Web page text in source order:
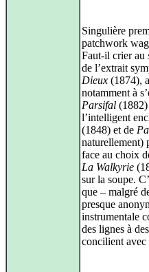
Singulière
patchwork
Faut-il crier au
de l’extrait
Dieux (1874),
notamment à
Parsifal
l’intelligent
(1848) et de
naturellement)
face au choix
La Walkyrie
sur la soupe.
que – malgré
presque
instrumentale
des lignes à
concilient